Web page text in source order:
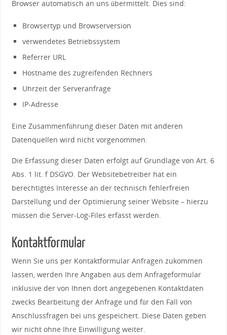
Browser automatisch an uns übermittelt. Dies sind:
Browsertyp und Browserversion
verwendetes Betriebssystem
Referrer URL
Hostname des zugreifenden Rechners
Uhrzeit der Serveranfrage
IP-Adresse
Eine Zusammenführung dieser Daten mit anderen
Datenquellen wird nicht vorgenommen.
Die Erfassung dieser Daten erfolgt auf Grundlage von Art. 6
Abs. 1 lit. f DSGVO. Der Websitebetreiber hat ein
berechtigtes Interesse an der technisch fehlerfreien
Darstellung und der Optimierung seiner Website – hierzu
müssen die Server-Log-Files erfasst werden.
Kontaktformular
Wenn Sie uns per Kontaktformular Anfragen zukommen
lassen, werden Ihre Angaben aus dem Anfrageformular
inklusive der von Ihnen dort angegebenen Kontaktdaten
zwecks Bearbeitung der Anfrage und für den Fall von
Anschlussfragen bei uns gespeichert. Diese Daten geben
wir nicht ohne Ihre Einwilligung weiter.